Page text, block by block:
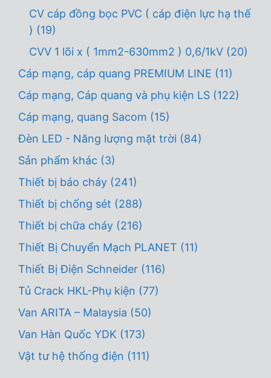
CV cáp đồng bọc PVC ( cáp điện lực hạ thế
) (19)
CVV 1 lõi x ( 1mm2-630mm2 ) 0,6/1kV (20)
Cáp mạng, cáp quang PREMIUM LINE (11)
Cáp mạng, Cáp quang và phụ kiện LS (122)
Cáp mạng, quang Sacom (15)
Đèn LED - Năng lượng mặt trời (84)
Sản phẩm khác (3)
Thiết bị báo cháy (241)
Thiết bị chống sét (288)
Thiết bị chữa cháy (216)
Thiết Bị Chuyển Mạch PLANET (11)
Thiết Bị Điện Schneider (116)
Tủ Crack HKL-Phụ kiện (77)
Van ARITA – Malaysia (50)
Van Hàn Quốc YDK (173)
Vật tư hệ thống điện (111)